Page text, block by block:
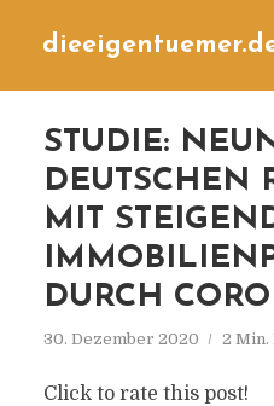
STUDIE:
DEUTSCHEN
MIT
DURCH
30. Dezember 2020 2 Min.
Click to rate this post!